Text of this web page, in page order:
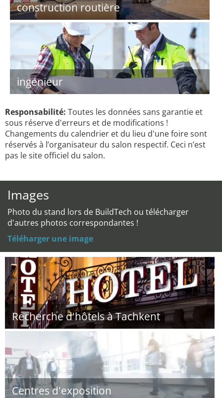
construction routière
ingénieur
Responsabilité: Toutes les données sans garantie et
sous réserve d'erreurs et de modifications !
Changements du calendrier et du lieu d'une foire sont
réservés à l’organisateur du salon respectif. Ceci n’est
pas le site officiel du salon.
Images
Photo du stand lors de BuildTech ou télécharger
d'autres photos correspondantes !
Téléharger une image
Recherche d'hôtels à Tachkent
Centres d'exposition